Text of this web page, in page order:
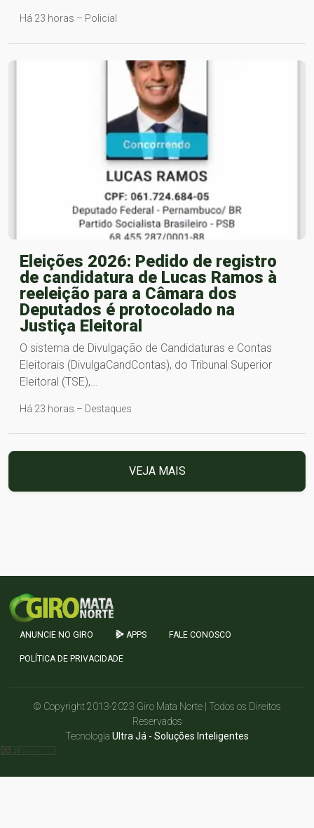
Há 23 horas – Policial
Eleições 2026: Pedido de registro
de candidatura de Lucas Ramos à
reeleição para a Câmara dos
Deputados é protocolado na
Justiça Eleitoral
O sistema de Divulgação de Candidaturas e Contas
Eleitorais (DivulgaCandContas), do Tribunal Superior
Eleitoral (TSE),…
Há 23 horas – Destaques
VEJA MAIS
ANUNCIE NO GIRO APPS FALE CONOSCO
POLÍTICA DE PRIVACIDADE
© Copyright 2013-2023 Giro Mata Norte | Todos os Direitos
Reservados
Tecnologia Ultra Já - Soluções Inteligentes